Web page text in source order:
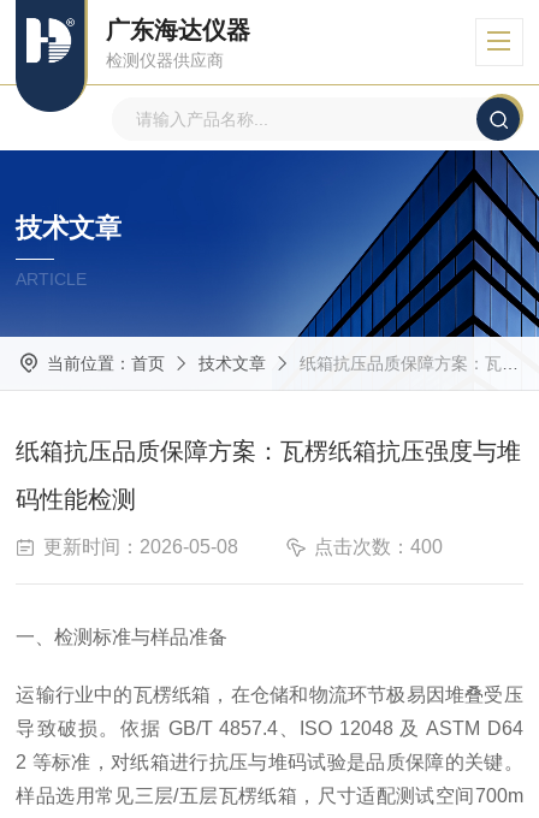
广东海达仪器
检测仪器供应商
技术文章
ARTICLE
当前位置： 首页 技术文章 纸箱抗压品质保障方案：瓦楞纸箱抗压强度与堆码性能检测
纸箱抗压品质保障方案：瓦楞纸箱抗压强度与堆
码性能检测
更新时间：2026-05-08 点击次数：400
一、检测标准与样品准备
运输行业中的瓦楞纸箱，在仓储和物流环节极易因堆叠受压
导致破损。依据 GB/T 4857.4、ISO 12048 及 ASTM D64
2 等标准，对纸箱进行抗压与堆码试验是品质保障的关键。
样品选用常见三层/五层瓦楞纸箱，尺寸适配测试空间700m